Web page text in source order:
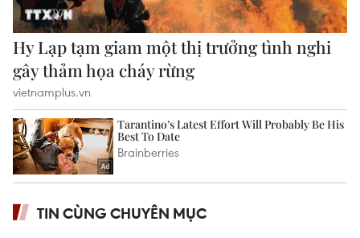
TIN CÙNG CHUYÊN MỤC